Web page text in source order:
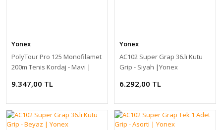
Yonex
PolyTour Pro 125 Monofilamet
200m Tenis Kordaj - Mavi |
9.347,00 TL
Yonex
AC102 Super Grap 36.lı Kutu
Grip - Siyah |Yonex
6.292,00 TL